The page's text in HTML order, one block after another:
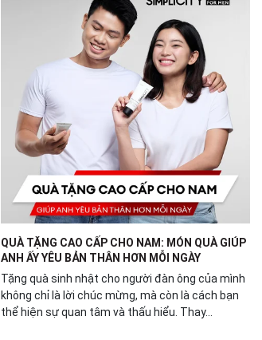
QUÀ TẶNG CAO CẤP CHO NAM: MÓN QUÀ GIÚP
ANH ẤY YÊU BẢN THÂN HƠN MỖI NGÀY
Tặng quà sinh nhật cho người đàn ông của mình
không chỉ là lời chúc mừng, mà còn là cách bạn
thể hiện sự quan tâm và thấu hiểu. Thay...